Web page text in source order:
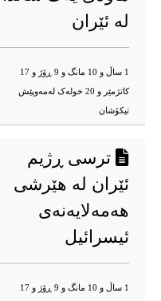
لە ئێران
1 ساڵ و 10 مانگ و 9 ڕۆژ و 17
کاتژمێر و 20 خوله‌ک له‌مه‌وپێش‌
تیکۆشان
ترسی ڕژیم
ئێران لە هێرشی
هەمەلایەنەی
ئیسرائیل
1 ساڵ و 10 مانگ و 9 ڕۆژ و 17